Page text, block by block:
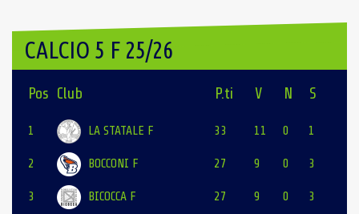
CALCIO 5 F 25/26
Pos Club P.ti V N S
1 LA STATALE F 33 11 0 1
2 BOCCONI F 27 9 0 3
3 BICOCCA F 27 9 0 3